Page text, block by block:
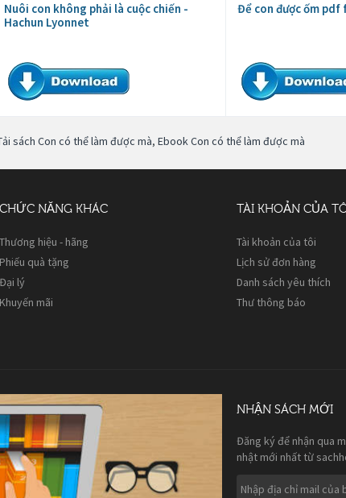
Nuôi con không phải là cuộc chiến -
Hachun Lyonnet
Để con được ốm pdf
sách Con có thể làm được mà, Ebook Con có thể làm được mà
CHỨC NĂNG KHÁC
Thương hiệu - hãng
Phiếu quà tặng
Đại lý
Khuyến mãi
TÀI KHOẢN CỦA
Tài khoản của tôi
Lịch sử đơn hàng
Danh sách yêu thích
Thư thông báo
NHẬN SÁCH MỚI
Đăng ký để nhận qua
nhật mới nhất từ